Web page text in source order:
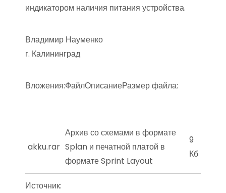
индикатором наличия питания устройства.
Владимир Науменко
г. Калининград
Вложения:ФайлОписаниеРазмер файла:
akku.rar
Архив со схемами в формате
Splan и печатной платой в
формате Sprint Layout
9
Кб
Источник: